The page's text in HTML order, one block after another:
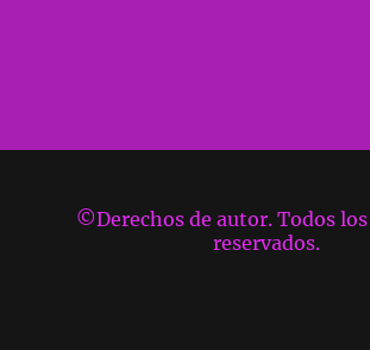
©Derechos de autor. Todos
reservados.